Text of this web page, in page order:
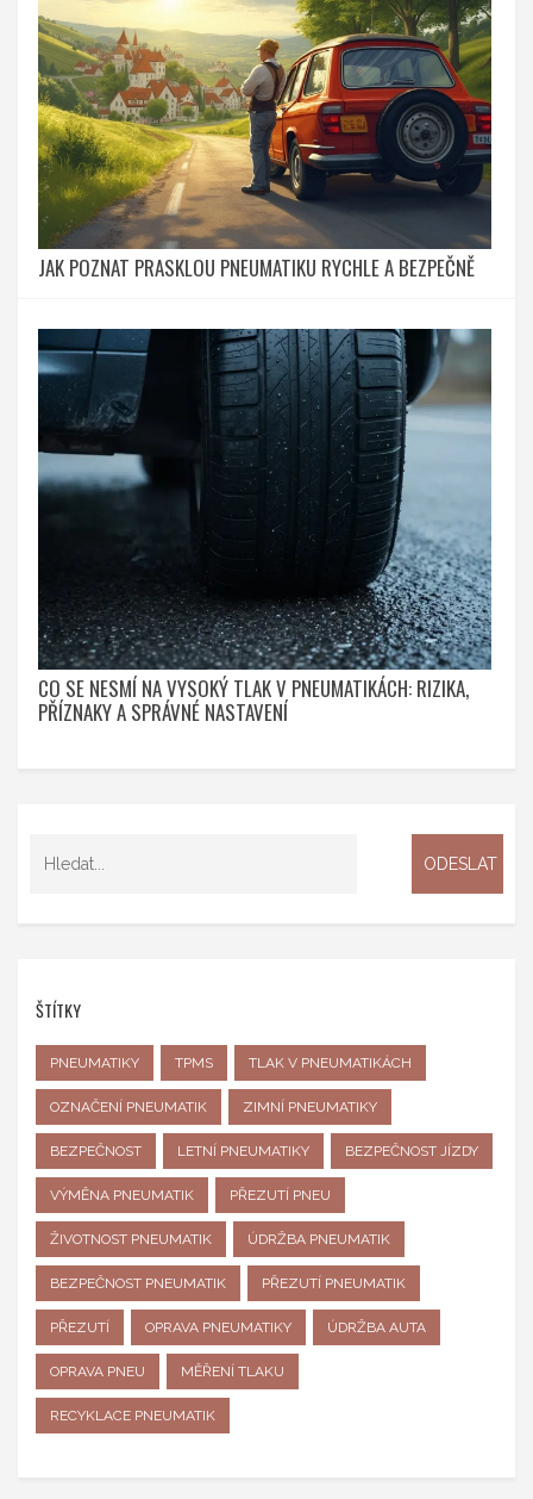
JAK POZNAT PRASKLOU PNEUMATIKU RYCHLE A BEZPEČNĚ
CO SE NESMÍ NA VYSOKÝ TLAK V PNEUMATIKÁCH: RIZIKA,
PŘÍZNAKY A SPRÁVNÉ NASTAVENÍ
ŠTÍTKY
PNEUMATIKY TPMS TLAK V PNEUMATIKÁCH
OZNAČENÍ PNEUMATIK ZIMNÍ PNEUMATIKY
BEZPEČNOST LETNÍ PNEUMATIKY BEZPEČNOST JÍZDY
VÝMĚNA PNEUMATIK PŘEZUTÍ PNEU
ŽIVOTNOST PNEUMATIK ÚDRŽBA PNEUMATIK
BEZPEČNOST PNEUMATIK PŘEZUTÍ PNEUMATIK
PŘEZUTÍ OPRAVA PNEUMATIKY ÚDRŽBA AUTA
OPRAVA PNEU MĚŘENÍ TLAKU
RECYKLACE PNEUMATIK